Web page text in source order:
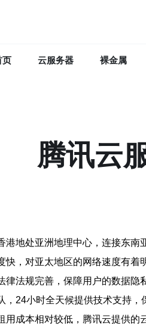
页 云服务器 裸金属
腾讯云
港地处亚洲地理中心，连接东
，对亚太地区的网络速度有着
法规完善，保障用户的数据隐
，24小时全天候提供技术支持
成本相对较低，腾讯云提供的